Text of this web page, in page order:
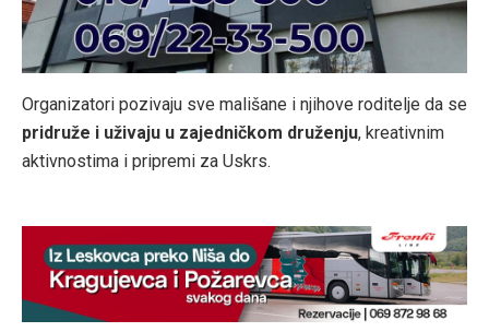
Organizatori pozivaju sve mališane i njihove roditelje da se
pridruže i uživaju u zajedničkom druženju, kreativnim
aktivnostima i pripremi za Uskrs.